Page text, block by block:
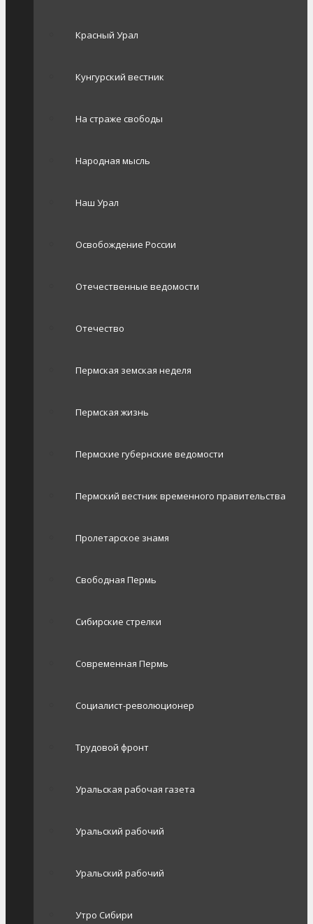
Красный Урал
Кунгурский вестник
На страже свободы
Народная мысль
Наш Урал
Освобождение России
Отечественные ведомости
Отечество
Пермская земская неделя
Пермская жизнь
Пермские губернские ведомости
Пермский вестник временного правительства
Пролетарское знамя
Свободная Пермь
Сибирские стрелки
Современная Пермь
Социалист-революционер
Трудовой фронт
Уральская рабочая газета
Уральский рабочий
Уральский рабочий
Утро Сибири